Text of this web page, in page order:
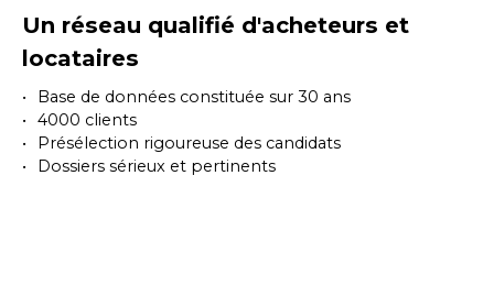
Un réseau qualifié d'acheteurs et
locataires
Base de données constituée sur 30 ans
4000 clients
Présélection rigoureuse des candidats
Dossiers sérieux et pertinents